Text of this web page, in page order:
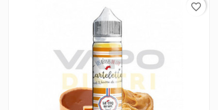
favorite_border